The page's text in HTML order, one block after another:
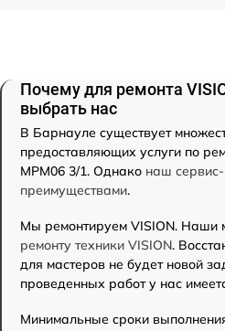
Почему для ремонта
выбрать нас
В Барнауле существует
предоставляющих услуги по
MPM06 3/1. Однако наш
преимуществами.
Мы ремонтируем VISION. Наши
ремонту техники VISION.
для мастеров не будет новой
проведенных работ у нас
Минимальные сроки